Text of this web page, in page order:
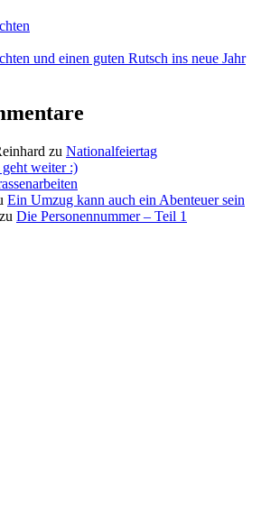
und einen guten Rutsch ins neue Jahr
zu Nationalfeiertag
geht weiter :)
Ein Umzug kann auch ein Abenteuer sein
Die Personennummer – Teil 1